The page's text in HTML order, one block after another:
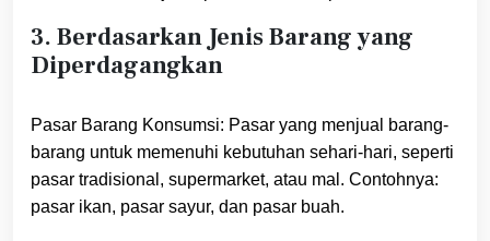
3. Berdasarkan Jenis Barang yang
Diperdagangkan
Pasar Barang Konsumsi: Pasar yang menjual barang-
barang untuk memenuhi kebutuhan sehari-hari, seperti
pasar tradisional, supermarket, atau mal. Contohnya:
pasar ikan, pasar sayur, dan pasar buah.